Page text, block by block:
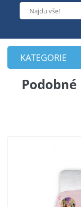
KATEGORIE
Podobné